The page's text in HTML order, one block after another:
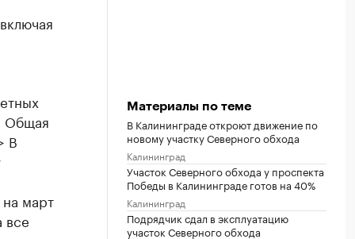
Общая
В
март
все
Материалы по теме
В Калининграде откроют движение по
новому участку Северного обхода
Калининград
Участок Северного обхода у проспекта
Победы в Калининграде готов на 40%
Калининград
Подрядчик сдал в эксплуатацию
участок Северного обхода